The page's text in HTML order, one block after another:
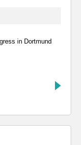
in Dortmund